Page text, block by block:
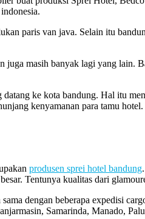
paris van java. Selain itu
juga masih banyak lagi yang lain.
ke kota bandung. Hal itu
kenyamanan para tamu
produsen sprei hotel bandung
Tentunya kualitas dari
dengan beberapa expedisi
Samarinda, Manado,